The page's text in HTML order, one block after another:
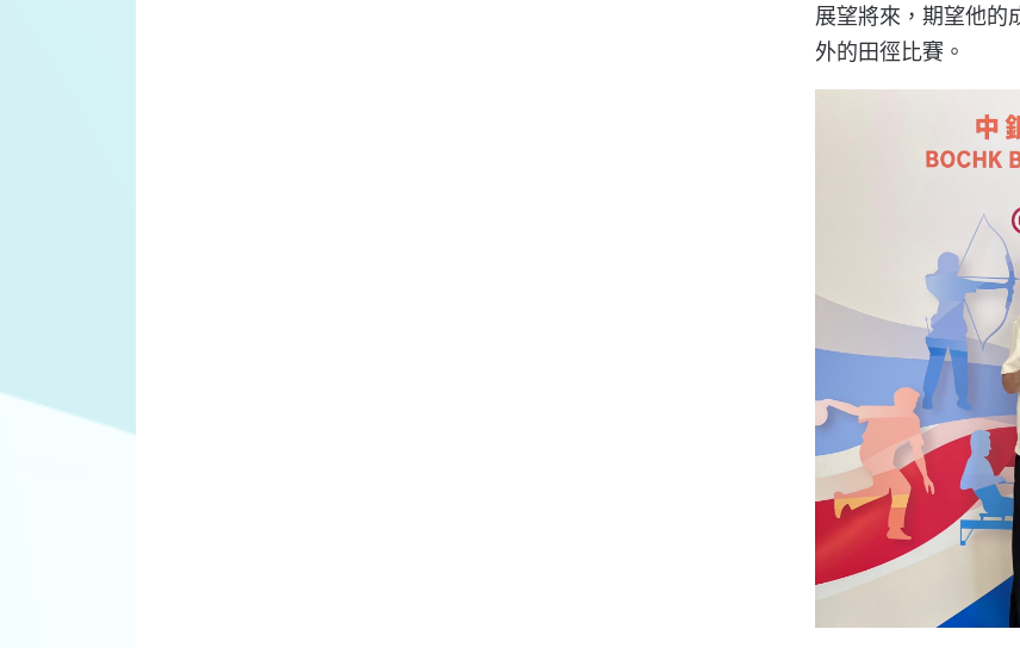
展望將來，期望他的
外的田徑比賽。